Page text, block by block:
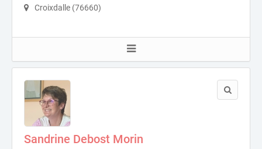
Croixdalle (76660)
Sandrine Debost Morin